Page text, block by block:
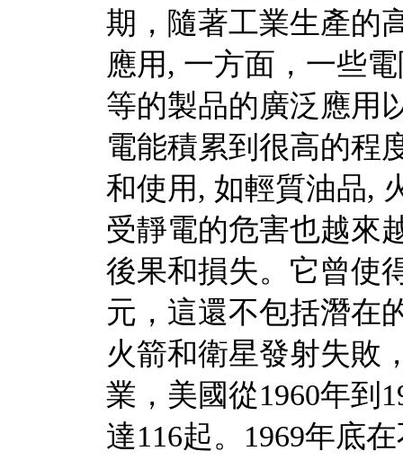
期，隨著工業生產的
應用, 一方面，一些
等的製品的廣泛應用
電能積累到很高的程
和使用, 如輕質油品,
受靜電的危害也越來
後果和損失。它曾使
元，這還不包括潛在
火箭和衛星發射失敗
業，美國從1960年到
達116起。1969年底